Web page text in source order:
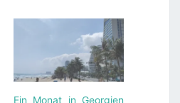
Ein Monat in Georgien